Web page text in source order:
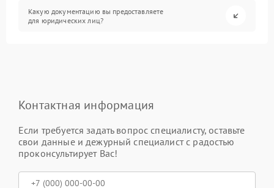
Какую документацию вы предоставляете
для юридических лиц?
Контактная информация
Если требуется задать вопрос специалисту, оставьте
свои данные и дежурный специалист с радостью
проконсультирует Вас!